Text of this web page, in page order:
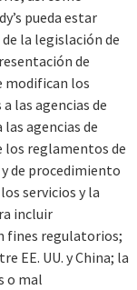
pueda estar
la legislación de
de
modifican los
las agencias de
agencias de
los reglamentos de
de procedimiento
servicios y la
incluir
fines regulatorios;
EE. UU. y China; la
o mal